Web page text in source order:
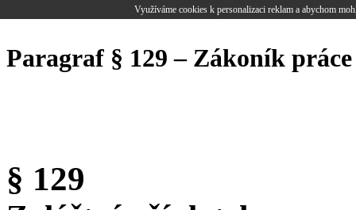
Využíváme cookies k personalizaci reklam a abychom
Paragraf § 129 – Zákoník práce
§ 129